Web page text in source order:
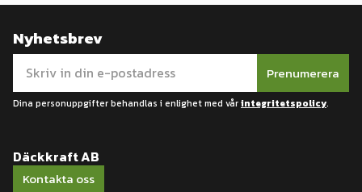
Nyhetsbrev
Prenumerera
Dina personuppgifter behandlas i enlighet med vårintegritetspolicy.
Däckkraft AB
Kontakta oss